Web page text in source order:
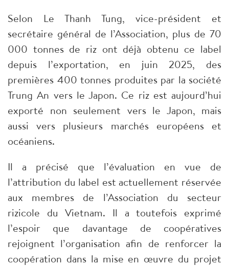
Selon Le Thanh Tung, vice-président et
secrétaire général de l’Association, plus de 70
000 tonnes de riz ont déjà obtenu ce label
depuis l’exportation, en juin 2025, des
premières 400 tonnes produites par la société
Trung An vers le Japon. Ce riz est aujourd’hui
exporté non seulement vers le Japon, mais
aussi vers plusieurs marchés européens et
océaniens.
Il a précisé que l’évaluation en vue de
l’attribution du label est actuellement réservée
aux membres de l’Association du secteur
rizicole du Vietnam. Il a toutefois exprimé
l’espoir que davantage de coopératives
rejoignent l’organisation afin de renforcer la
coopération dans la mise en œuvre du projet